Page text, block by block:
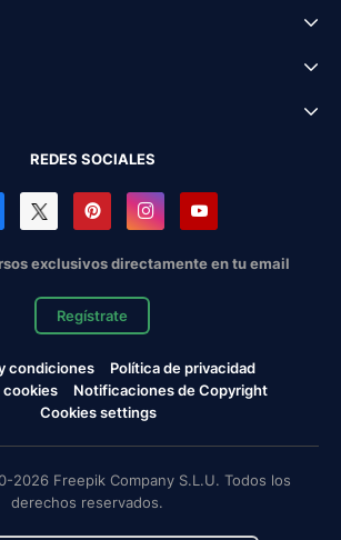
REDES SOCIALES
exclusivos directamente en tu email
Regístrate
condiciones
Política de privacidad
cookies
Notificaciones de Copyright
Cookies settings
2026 Freepik Company S.L.U. Todos los
derechos reservados.